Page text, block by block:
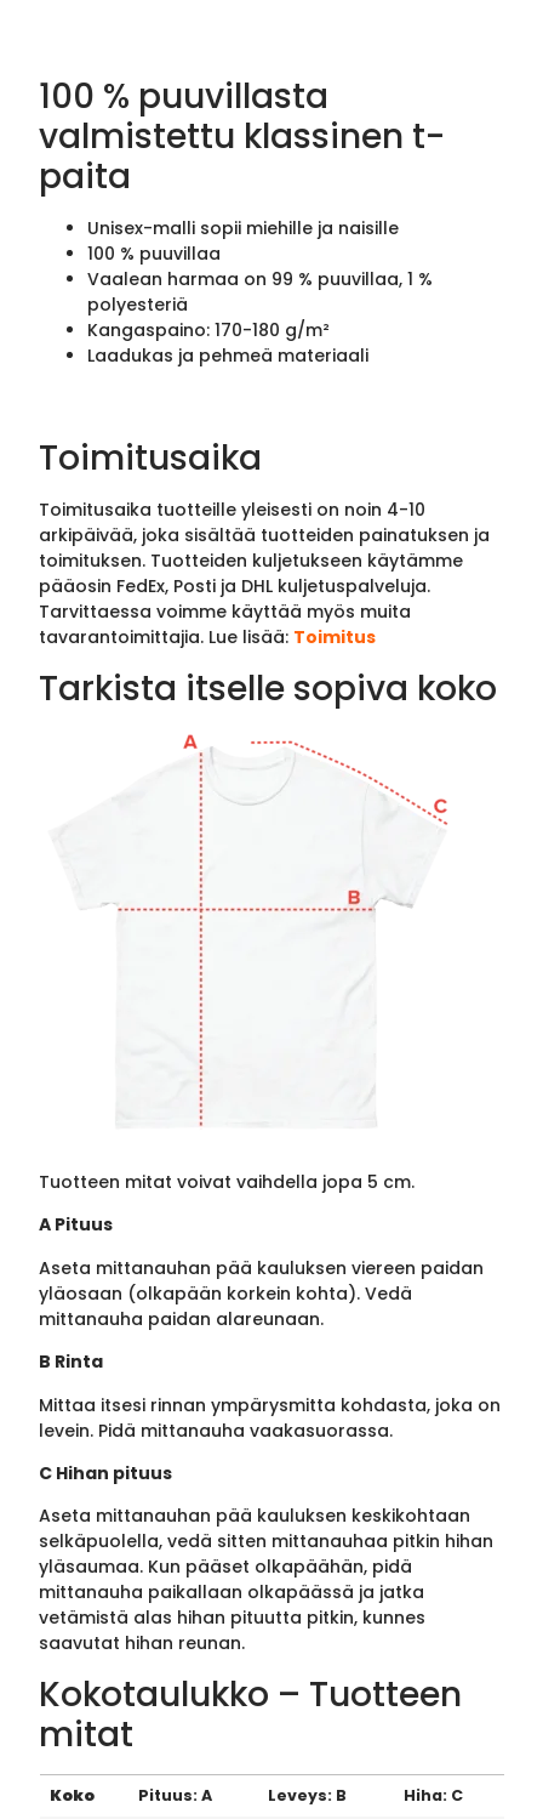
100 % puuvillasta
valmistettu klassinen t-
paita
Unisex-malli sopii miehille ja naisille
100 % puuvillaa
Vaalean harmaa on 99 % puuvillaa, 1 %
polyesteriä
Kangaspaino: 170-180 g/m²
Laadukas ja pehmeä materiaali
Toimitusaika
Toimitusaika tuotteille yleisesti on noin 4-10
arkipäivää, joka sisältää tuotteiden painatuksen ja
toimituksen. Tuotteiden kuljetukseen käytämme
pääosin FedEx, Posti ja DHL kuljetuspalveluja.
Tarvittaessa voimme käyttää myös muita
tavarantoimittajia. Lue lisää: Toimitus
Tarkista itselle sopiva koko
Tuotteen mitat voivat vaihdella jopa 5 cm.
A Pituus
Aseta mittanauhan pää kauluksen viereen paidan
yläosaan (olkapään korkein kohta). Vedä
mittanauha paidan alareunaan.
B Rinta
Mittaa itsesi rinnan ympärysmitta kohdasta, joka on
levein. Pidä mittanauha vaakasuorassa.
C Hihan pituus
Aseta mittanauhan pää kauluksen keskikohtaan
selkäpuolella, vedä sitten mittanauhaa pitkin hihan
yläsaumaa. Kun pääset olkapäähän, pidä
mittanauha paikallaan olkapäässä ja jatka
vetämistä alas hihan pituutta pitkin, kunnes
saavutat hihan reunan.
Kokotaulukko – Tuotteen
mitat
Koko Pituus: A Leveys: B Hiha: C